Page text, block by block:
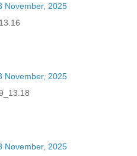
November, 2025
November, 2025
November, 2025